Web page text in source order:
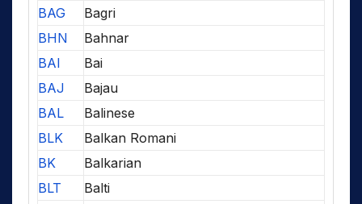
BAG
Bagri
BHN
Bahnar
BAI
Bai
BAJ
Bajau
BAL
Balinese
BLK
Balkan Romani
BK
Balkarian
BLT
Balti